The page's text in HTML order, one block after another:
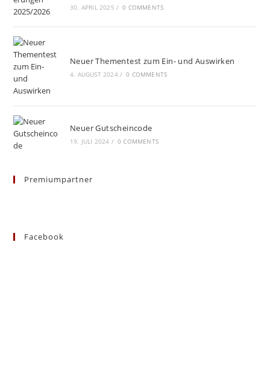
30. APRIL 2025 / 0 COMMENTS
Neuer Thementest zum Ein- und Auswirken
4. AUGUST 2024 / 0 COMMENTS
Neuer Gutscheincode
19. JULI 2024 / 0 COMMENTS
Premiumpartner
Facebook